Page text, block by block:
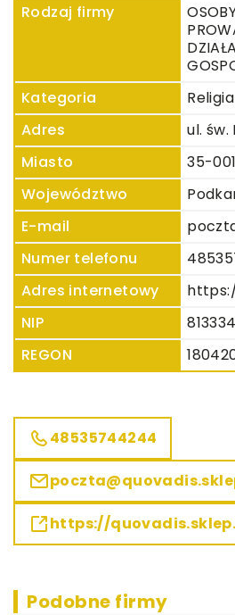
Rodzaj firmy
Kategoria
Adres
ul. św.
Miasto
35-
Województwo
E-mail
Numer telefonu
Adres internetowy
NIP
REGON
48535744244
https://
Podobne firmy